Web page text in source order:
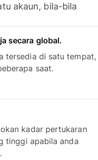
akaun, bila-bila
secara global.
tersedia di satu tempat,
saat.
kadar pertukaran
tinggi apabila anda